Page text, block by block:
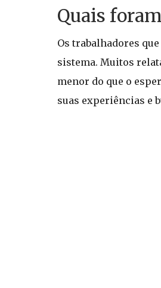
Quais
Os trabalhadores
sistema. Muitos
menor do que o
suas experiências e